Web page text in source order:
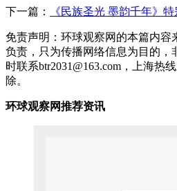
下一篇： 《民族圣光 墨韵千年》
免责声明：环球观察网的本篇内容
负责，只为传播网络信息为目的，
时联系btr2031@163.com，上海热
除。
环球观察网推荐资讯